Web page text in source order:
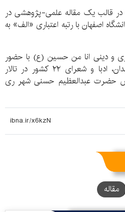
مقاله پیشتر در سال ۱۴۰۰ در قالب یک مقاله علمی-پژوهشی در
اصفهان با رتبه اعتباری «الف» به
و دینی انا من حسین (ع) با حضور
شخصیت‌ها، نویسندگان، هنرمندان، ادبا و شعرای ۲۲ کشور در تالار
حضرت عبدالعظیم حسنی شهر ری
مقاله